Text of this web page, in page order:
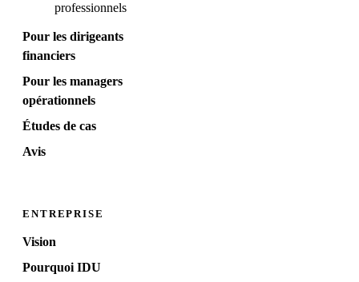
professionnels
Pour les dirigeants
financiers
Pour les managers
opérationnels
Études de cas
Avis
ENTREPRISE
Vision
Pourquoi IDU